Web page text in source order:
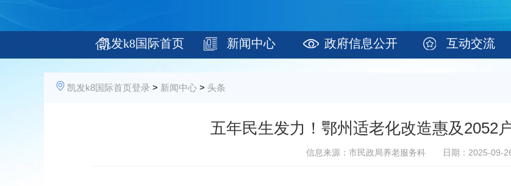
凯发k8国际首页
登录
新闻中心 政府信息公开 互动交流
凯发k8国际首页登录 > 新闻中心 > 头条
五年民生发力！鄂州适老化改造惠及2052
信息来源：市民政局养老服务科 日期：2025-09-